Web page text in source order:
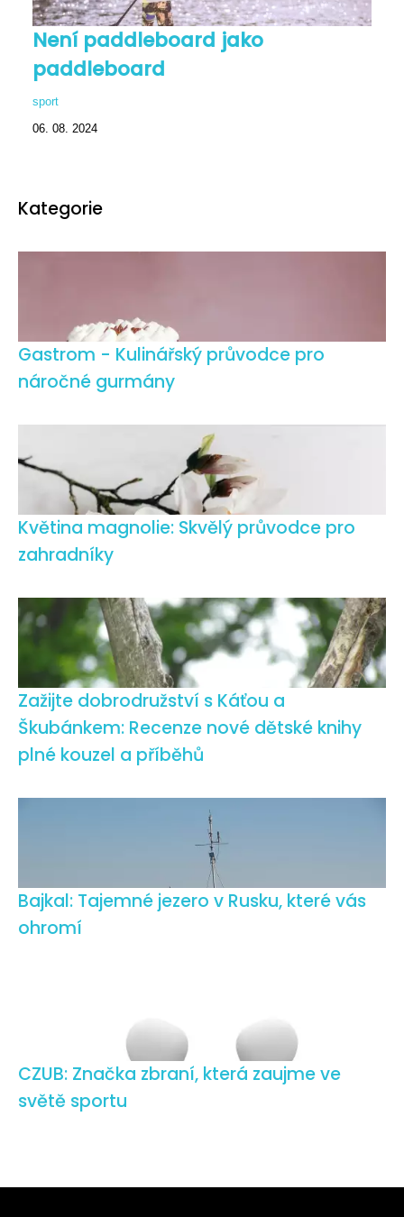
Není paddleboard jako
paddleboard
sport
06. 08. 2024
Kategorie
Gastrom - Kulinářský průvodce pro
náročné gurmány
Květina magnolie: Skvělý průvodce pro
zahradníky
Zažijte dobrodružství s Káťou a
Škubánkem: Recenze nové dětské knihy
plné kouzel a příběhů
Bajkal: Tajemné jezero v Rusku, které vás
ohromí
CZUB: Značka zbraní, která zaujme ve
světě sportu